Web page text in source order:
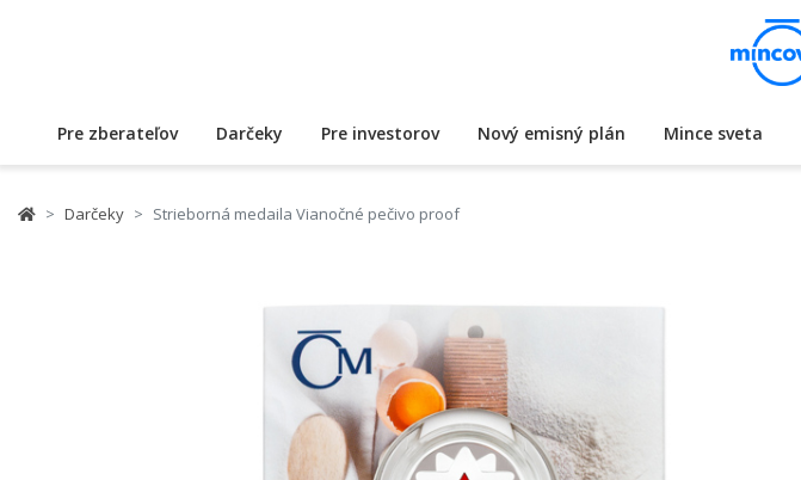
Pre zberateľov Darčeky Pre investorov Nový emisný plán Mince sveta
Darčeky Strieborná medaila Vianočné pečivo proof